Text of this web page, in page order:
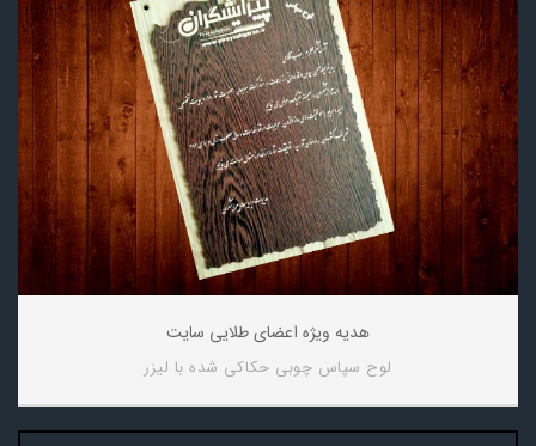
هدیه ویژه اعضای طلایی سایت
لوح سپاس چوبی حکاکی شده با لیزر